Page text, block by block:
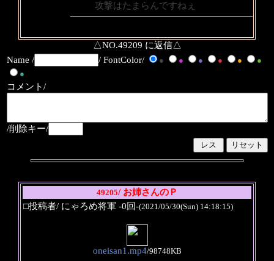
攻撃はたまらんですねぇ
△NO.49209 に返信△
Name /
/ FontColor/ ● ● ● ● ●
●
●
コメント/
/削除キー/
49205/ お姉さんのＰ
□投稿者/ にゃろめ将軍 -0回-(2021/05/30(Sun) 14:18:15)
oneisan1.mp4/98748KB